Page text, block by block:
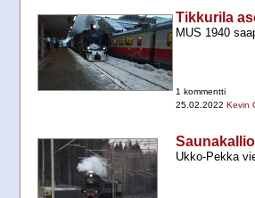
Tikkurila
MUS 1940
1 kommentti
25.02.2022 Kevin
Saunakallio
Ukko-​Pekka